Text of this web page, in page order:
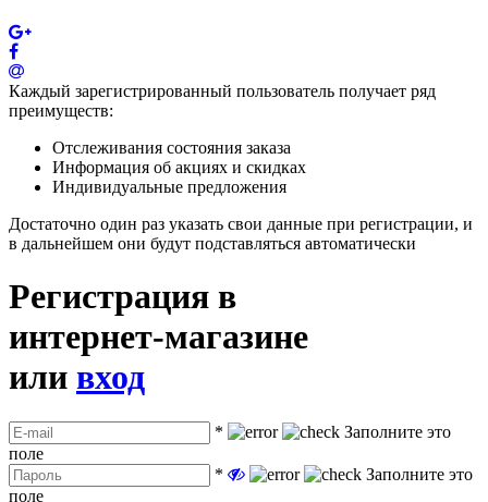
Каждый зарегистрированный пользователь получает ряд
преимуществ:
Отслеживания состояния заказа
Информация об акциях и скидках
Индивидуальные предложения
Достаточно один раз указать свои данные при регистрации, и
в дальнейшем они будут подставляться автоматически
Регистрация в
интернет-магазине
или вход
*
Заполните это
поле
*
Заполните это
поле